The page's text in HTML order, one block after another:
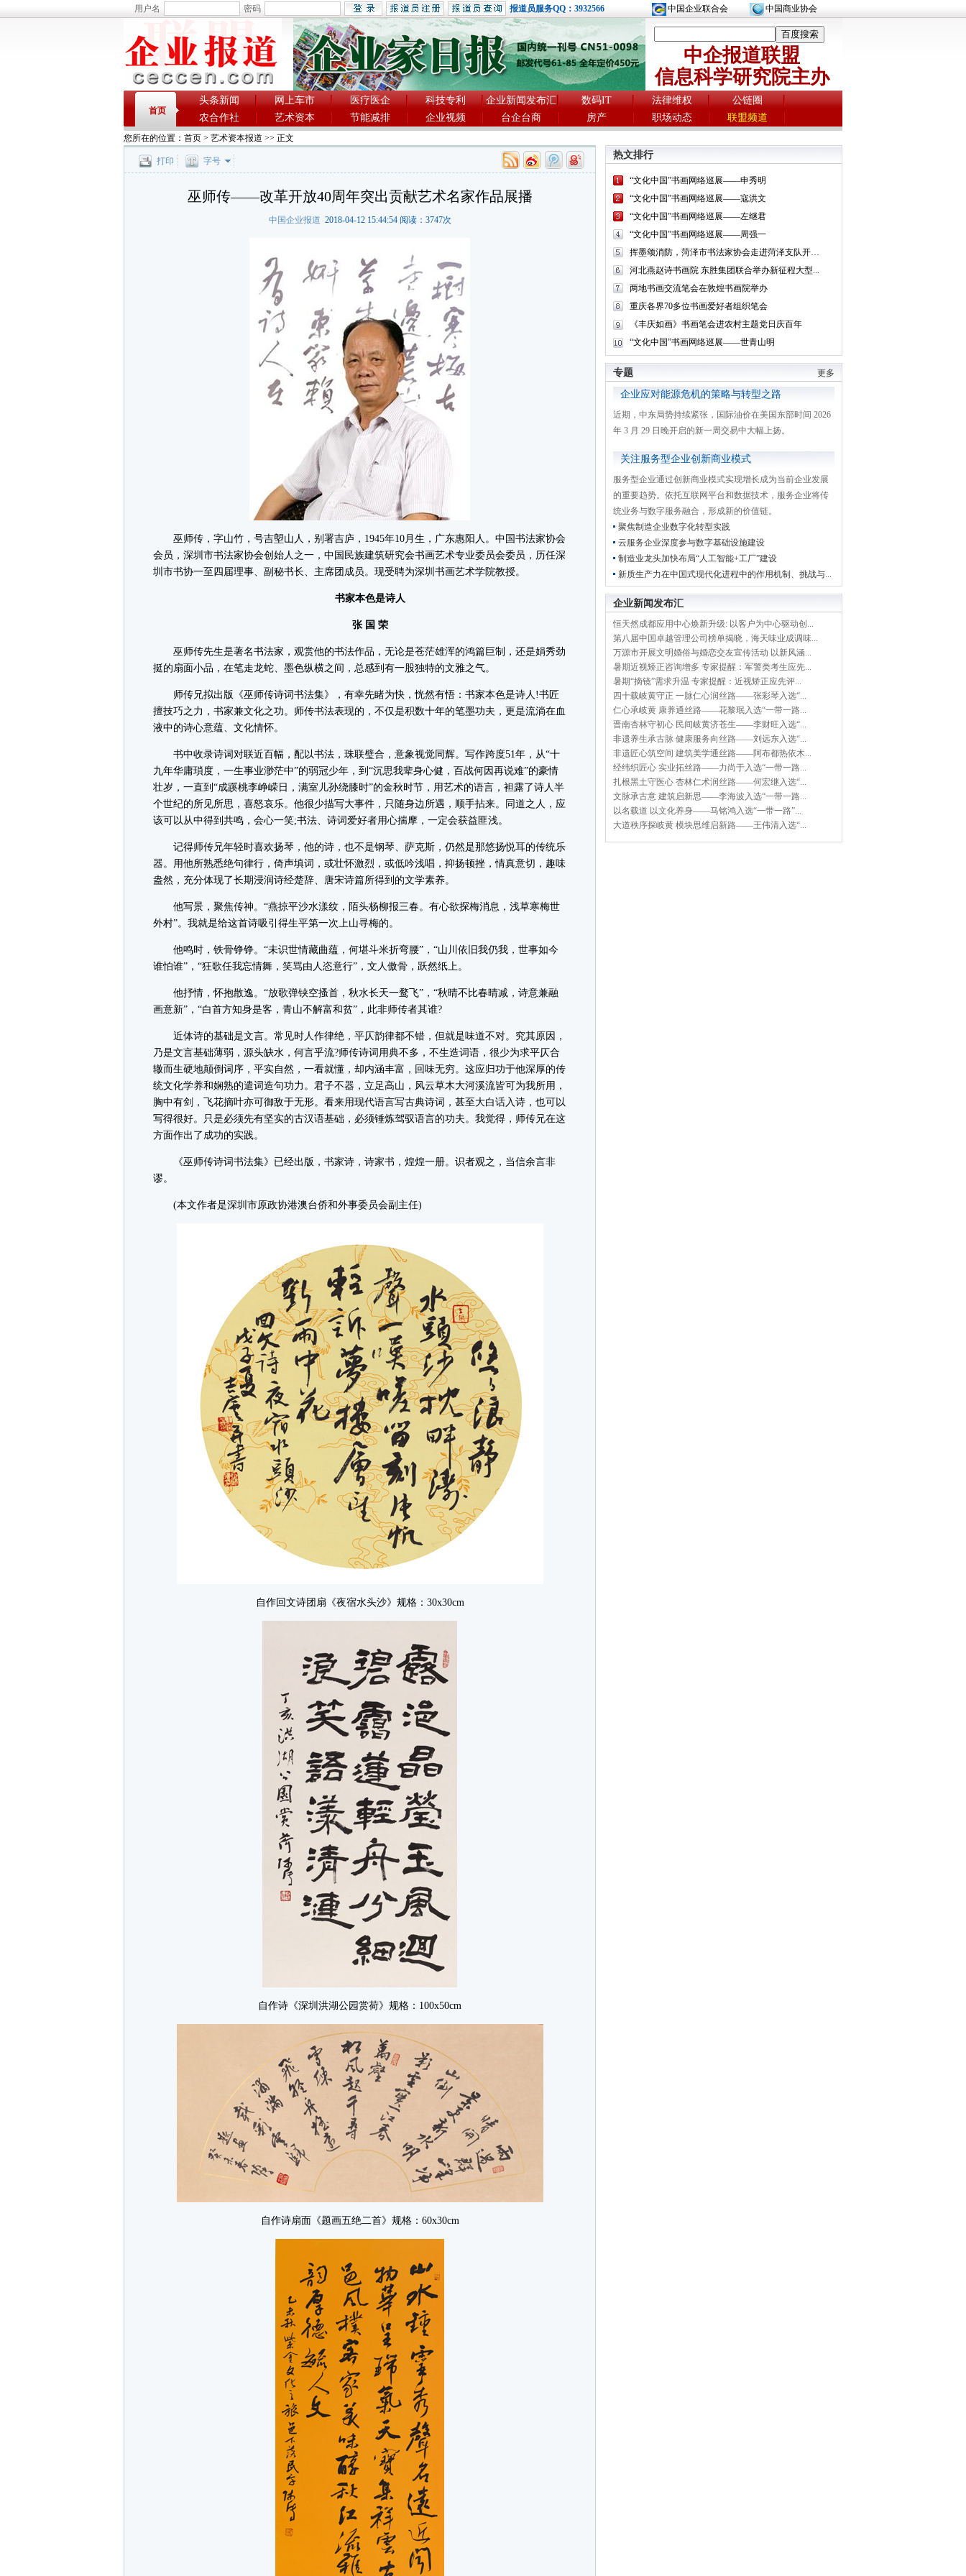
中国企业联合会 中国商业协会
用户名 密码 报道员服务QQ：3932566
中企报道联盟
信息科学研究院主办
首页
头条新闻 网上车市 医疗医企 科技专利 企业新闻发布汇 数码IT 法律维权
公链圈
农合作社
艺术资本 节能减排 企业视频 台企台商 房产 职场动态 联盟频道
您所在的位置： 首页 > 艺术资本报道 >> 正文
打印 字号
巫师传——改革开放40周年突出贡献艺术名家作品展播
中国企业报道 2018-04-12 15:44:54 阅读： 3747次
巫师传，字山竹，号吉塱山人，别署吉庐，1945年10月生，广东惠阳人。中国书法家协会
会员，深圳市书法家协会创始人之一，中国民族建筑研究会书画艺术专业委员会委员，历任深
圳市书协一至四届理事、副秘书长、主席团成员。现受聘为深圳书画艺术学院教授。
书家本色是诗人
张 国 荣
巫师传先生是著名书法家，观赏他的书法作品，无论是苍茫雄浑的鸿篇巨制，还是娟秀劲
挺的扇面小品，在笔走龙蛇、墨色纵横之间，总感到有一股独特的文雅之气。
师传兄拟出版《巫师传诗词书法集》，有幸先睹为快，恍然有悟：书家本色是诗人!书匠
擅技巧之力，书家兼文化之功。师传书法表现的，不仅是积数十年的笔墨功夫，更是流淌在血
液中的诗心意蕴、文化情怀。
书中收录诗词对联近百幅，配以书法，珠联璧合，意象视觉同辉。写作跨度51年，从“十
九年华庸瑣度，一生事业渺茫中”的弱冠少年，到“沉思我辈身心健，百战何因再说难”的豪情
壮岁，一直到“成蹊桃李峥嵘日，满室儿孙绕膝时”的金秋时节，用艺术的语言，袒露了诗人半
个世纪的所见所思，喜怒哀乐。他很少描写大事件，只随身边所遇，顺手拈来。同道之人，应
该可以从中得到共鸣，会心一笑;书法、诗词爱好者用心揣摩，一定会获益匪浅。
记得师传兄年轻时喜欢扬琴，他的诗，也不是钢琴、萨克斯，仍然是那悠扬悦耳的传统乐
器。用他所熟悉绝句律行，倚声填词，或壮怀激烈，或低吟浅唱，抑扬顿挫，情真意切，趣味
盎然，充分体现了长期浸润诗经楚辞、唐宋诗篇所得到的文学素养。
他写景，聚焦传神。“燕掠平沙水漾纹，陌头杨柳报三春。有心欲探梅消息，浅草寒梅世
外村”。我就是给这首诗吸引得生平第一次上山寻梅的。
他鸣时，铁骨铮铮。“未识世情藏曲蕴，何堪斗米折弯腰”，“山川依旧我仍我，世事如今
谁怕谁”，“狂歌任我忘情舞，笑骂由人恣意行”，文人傲骨，跃然纸上。
他抒情，怀抱散逸。“放歌弹铗空搔首，秋水长天一鹜飞”，“秋晴不比春晴减，诗意兼融
画意新”，“白首方知身是客，青山不解富和贫”，此非师传者其谁?
近体诗的基础是文言。常见时人作律绝，平仄韵律都不错，但就是味道不对。究其原因，
乃是文言基础薄弱，源头缺水，何言乎流?师传诗词用典不多，不生造词语，很少为求平仄合
辙而生硬地颠倒词序，平实自然，一看就懂，却内涵丰富，回味无穷。这应归功于他深厚的传
统文化学养和娴熟的遣词造句功力。君子不器，立足高山，风云草木大河溪流皆可为我所用，
胸中有剑，飞花摘叶亦可御敌于无形。看来用现代语言写古典诗词，甚至大白话入诗，也可以
写得很好。只是必须先有坚实的古汉语基础，必须锤炼驾驭语言的功夫。我觉得，师传兄在这
方面作出了成功的实践。
《巫师传诗词书法集》已经出版，书家诗，诗家书，煌煌一册。识者观之，当信余言非
谬。
(本文作者是深圳市原政协港澳台侨和外事委员会副主任)
自作回文诗团扇《夜宿水头沙》规格：30x30cm
自作诗《深圳洪湖公园赏荷》规格：100x50cm
自作诗扇面《题画五绝二首》规格：60x30cm
热文排行
“文化中国”书画网络巡展——申秀明
“文化中国”书画网络巡展——寇洪文
“文化中国”书画网络巡展——左继君
“文化中国”书画网络巡展——周强一
挥墨颂消防，菏泽市书法家协会走进菏泽支队开展...
河北燕赵诗书画院 东胜集团联合举办新征程大型...
两地书画交流笔会在敦煌书画院举办
重庆各界70多位书画爱好者组织笔会
《丰庆如画》书画笔会进农村主题党日庆百年
“文化中国”书画网络巡展——世青山明
更多
专题
企业应对能源危机的策略与转型之路
近期，中东局势持续紧张，国际油价在美国东部时间 2026
年 3 月 29 日晚开启的新一周交易中大幅上扬。
关注服务型企业创新商业模式
服务型企业通过创新商业模式实现增长成为当前企业发展
的重要趋势。依托互联网平台和数据技术，服务企业将传
统业务与数字服务融合，形成新的价值链。
聚焦制造企业数字化转型实践
云服务企业深度参与数字基础设施建设
制造业龙头加快布局“人工智能+工厂”建设
新质生产力在中国式现代化进程中的作用机制、挑战与...
企业新闻发布汇
恒天然成都应用中心焕新升级: 以客户为中心驱动创...
第八届中国卓越管理公司榜单揭晓，海天味业成调味...
万源市开展文明婚俗与婚恋交友宣传活动 以新风涵...
暑期近视矫正咨询增多 专家提醒：军警类考生应先...
暑期“摘镜”需求升温 专家提醒：近视矫正应先评...
四十载岐黄守正 一脉仁心润丝路——张彩琴入选“...
仁心承岐黄 康养通丝路——花黎珉入选“一带一路...
晋南杏林守初心 民间岐黄济苍生——李财旺入选“...
非遗养生承古脉 健康服务向丝路——刘远东入选“...
非遗匠心筑空间 建筑美学通丝路——阿布都热依木...
经纬织匠心 实业拓丝路——力尚于入选“一带一路...
扎根黑土守医心 杏林仁术润丝路——何宏继入选“...
文脉承古意 建筑启新思——李海波入选“一带一路...
以名载道 以文化养身——马铭鸿入选“一带一路”...
大道秩序探岐黄 模块思维启新路——王伟清入选“...